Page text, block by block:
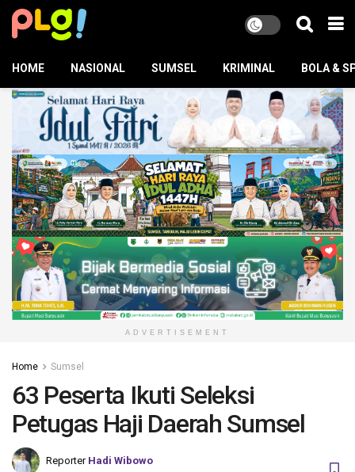
HOME NASIONAL SUMSEL KRIMINAL BOLA &
ADVERTISEMENT
Home Sumsel
63 Peserta Ikuti Seleksi
Petugas Haji Daerah Sumsel
Reporter Hadi Wibowo